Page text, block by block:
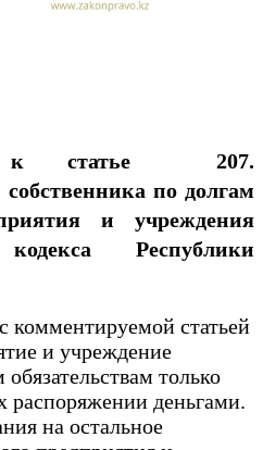
к статье 207.
собственника по долгам
и учреждения
Республики
комментируемой статьей
и учреждение
только
распоряжении деньгами.
на остальное